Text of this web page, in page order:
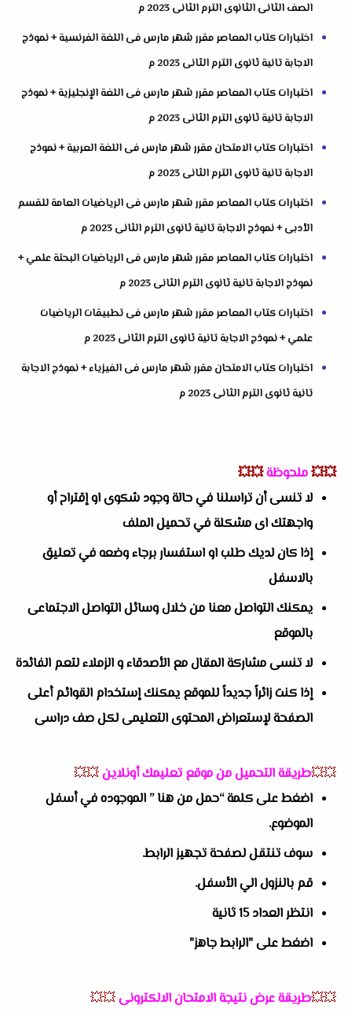
الصف الثانى الثانوى الترم الثانى 2023 م
اختبارات كتاب المعاصر مقرر شهر مارس فى اللغة الفرنسية + نموذج
الاجابة تانية ثانوى الترم الثانى 2023 م
اختبارات كتاب المعاصر مقرر شهر مارس فى اللغة الإنجليزية + نموذج
الاجابة تانية ثانوى الترم الثانى 2023 م
اختبارات كتاب الامتحان مقرر شهر مارس فى اللغة العربية + نموذج
الاجابة تانية ثانوى الترم الثانى 2023 م
اختبارات كتاب المعاصر مقرر شهر مارس فى الرياضيات العامة للقسم
الأدبى + نموذج الاجابة تانية ثانوى الترم الثانى 2023 م
اختبارات كتاب المعاصر مقرر شهر مارس فى الرياضيات البحتة علمي +
نموذج الاجابة تانية ثانوى الترم الثانى 2023 م
اختبارات كتاب المعاصر مقرر شهر مارس فى تطبيقات الرياضيات
علمي + نموذج الاجابة تانية ثانوى الترم الثانى 2023 م
اختبارات كتاب الامتحان مقرر شهر مارس فى الفيزياء + نموذج الاجابة
تانية ثانوى الترم الثانى 2023 م
💥💥ملحوظة💥💥
لا تنسى أن تراسلنا في حالة وجود شكوى او إقتراح أو
واجهتك اى مشكلة في تحميل الملف
إذا كان لديك طلب او استفسار برجاء وضعه في تعليق
بالاسفل
يمكنك التواصل معنا من خلال وسائل التواصل الاجتماعى
بالموقع
لا تنسى مشاركة المقال مع الأصدقاء و الزملاء لتعم الفائدة
إذا كنت زائراً جديداً للموقع يمكنك إستخدام القوائم أعلى
الصفحة لإستعراض المحتوى التعليمى لكل صف دراسى
💥💥طريقة التحميل من موقع تعليمك أونلاين💥💥
اضغط على كلمة “حمل من هنا ” الموجوده في أسفل
الموضوع.
سوف تنتقل لصفحة تجهيز الرابط.
قم بالنزول الي الأسفل.
انتظر العداد 15 ثانية
اضغط على "الرابط جاهز"
💥💥طريقة عرض نتيجة الامتحان الالكترونى💥💥